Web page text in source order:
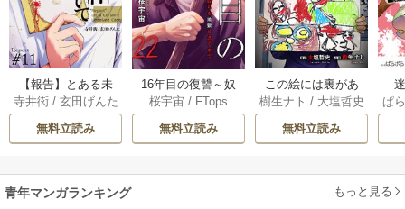
【報告】とある未
解決事件について 1
1巻
寺井衒/ 玄田げんた
無料立読み
16年目の復讐～奴
らを地獄に送るま
で 22巻
桜宇宙 / FTops
無料立読み
この絵には裏があ
る 6巻
樹生ナト / 大塩哲史
無料立読み
ぱ
青年マンガランキング もっと見る